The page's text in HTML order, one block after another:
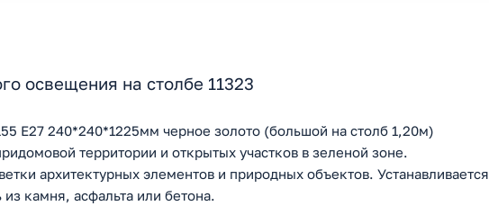
освещения на столбе 11323
E27 240*240*1225мм черное золото (большой на столб 1,20м)
территории и открытых участков в зеленой зоне.
архитектурных элементов и природных объектов. Устанавливается
камня, асфальта или бетона.